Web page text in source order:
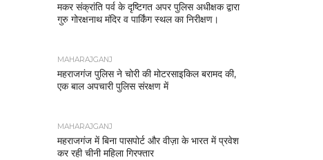
मकर संक्रांति पर्व के दृष्टिगत अपर पुलिस अधीक्षक द्वारा
गुरु गोरक्षनाथ मंदिर व पार्किंग स्थल का निरीक्षण।
MAHARAJGANJ
महराजगंज पुलिस ने चोरी की मोटरसाइकिल बरामद की,
एक बाल अपचारी पुलिस संरक्षण में
MAHARAJGANJ
महराजगंज में बिना पासपोर्ट और वीज़ा के भारत में प्रवेश
कर रही चीनी महिला गिरफ्तार